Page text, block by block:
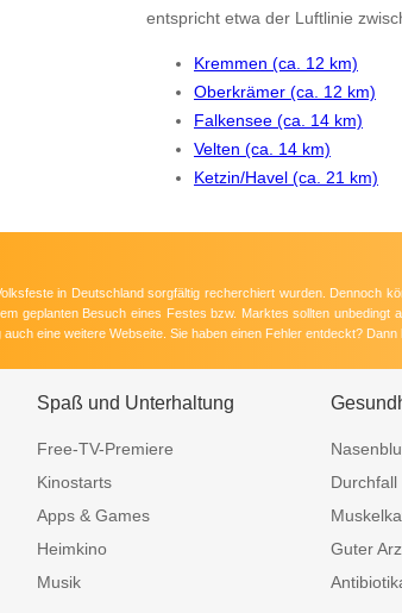
entspricht etwa der Luftlinie
Kremmen (ca. 12 km)
Oberkrämer (ca. 12 km)
Falkensee (ca. 14 km)
Velten (ca. 14 km)
Ketzin/Havel (ca. 21 km)
in Deutschland sorgfältig recherchiert wurden. Dennoch
geplanten Besuch eines Festes bzw. Marktes sollten
eine weitere Webseite. Sie haben einen Fehler entdeckt? Dann
Spaß und Unterhaltung
Free-TV-Premiere
Kinostarts
Apps & Games
Heimkino
Musik
Durchfall
Guter